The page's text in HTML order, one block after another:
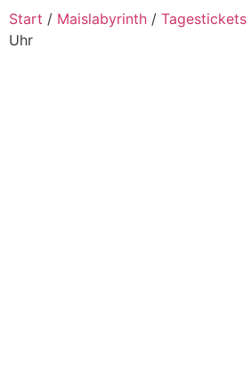
Start / Maislabyrinth / Tagestickets
Uhr